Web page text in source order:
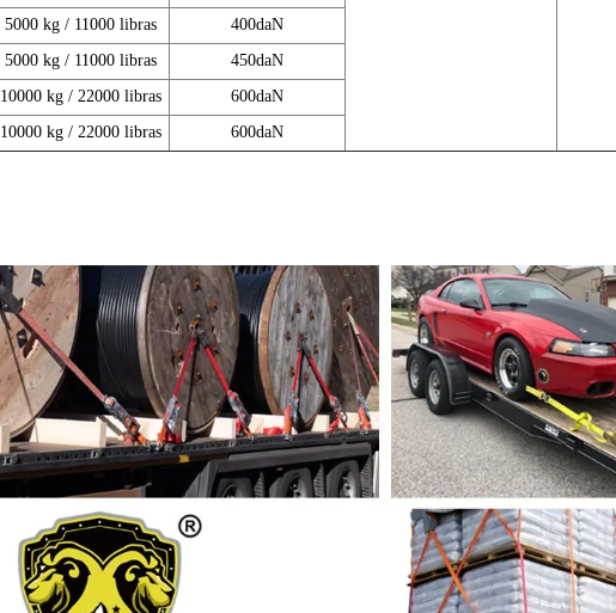
5000 kg / 11000 libras
400daN
5000 kg / 11000 libras
450daN
10000 kg / 22000 libras
600daN
10000 kg / 22000 libras 600daN